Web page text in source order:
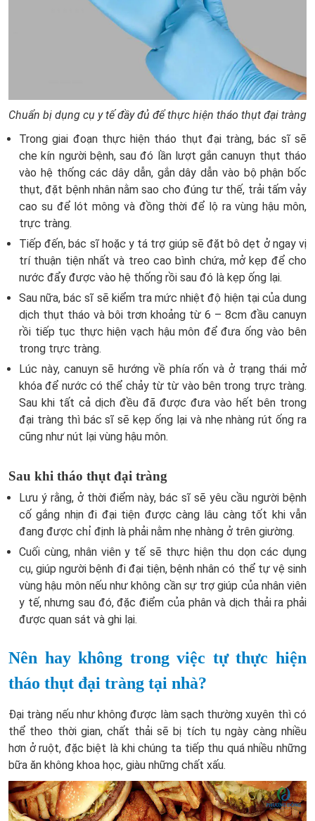
Chuẩn bị dụng cụ y tế đầy đủ để thực hiện tháo thụt đại tràng
Trong giai đoạn thực hiện tháo thụt đại tràng, bác sĩ sẽ
che kín người bệnh, sau đó lần lượt gắn canuyn thụt tháo
vào hệ thống các dây dẫn, gắn dây dẫn vào bộ phận bốc
thụt, đặt bệnh nhân nằm sao cho đúng tư thế, trải tấm vảy
cao su để lót mông và đồng thời để lộ ra vùng hậu môn,
trực tràng.
Tiếp đến, bác sĩ hoặc y tá trợ giúp sẽ đặt bô dẹt ở ngay vị
trí thuận tiện nhất và treo cao bình chứa, mở kẹp để cho
nước đẩy được vào hệ thống rồi sau đó là kẹp ống lại.
Sau nữa, bác sĩ sẽ kiểm tra mức nhiệt độ hiện tại của dung
dịch thụt tháo và bôi trơn khoảng từ 6 – 8cm đầu canuyn
rồi tiếp tục thực hiện vạch hậu môn để đưa ống vào bên
trong trực tràng.
Lúc này, canuyn sẽ hướng về phía rốn và ở trạng thái mở
khóa để nước có thể chảy từ từ vào bên trong trực tràng.
Sau khi tất cả dịch đều đã được đưa vào hết bên trong
đại tràng thì bác sĩ sẽ kẹp ống lại và nhẹ nhàng rút ống ra
cũng như nút lại vùng hậu môn.
Sau khi tháo thụt đại tràng
Lưu ý rằng, ở thời điểm này, bác sĩ sẽ yêu cầu người bệnh
cố gắng nhịn đi đại tiện được càng lâu càng tốt khi vẫn
đang được chỉ định là phải nằm nhẹ nhàng ở trên giường.
Cuối cùng, nhân viên y tế sẽ thực hiện thu dọn các dụng
cụ, giúp người bệnh đi đại tiện, bệnh nhân có thể tự vệ sinh
vùng hậu môn nếu như không cần sự trợ giúp của nhân viên
y tế, nhưng sau đó, đặc điểm của phân và dịch thải ra phải
được quan sát và ghi lại.
Nên hay không trong việc tự thực hiện
tháo thụt đại tràng tại nhà?
Đại tràng nếu như không được làm sạch thường xuyên thì có
thể theo thời gian, chất thải sẽ bị tích tụ ngày càng nhiều
hơn ở ruột, đặc biệt là khi chúng ta tiếp thu quá nhiều những
bữa ăn không khoa học, giàu những chất xấu.